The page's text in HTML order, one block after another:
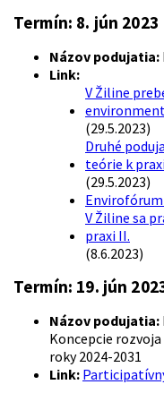
Termín: 8. jún 2023
Názov podujatia:
Link:
V Žiline
(29.5.2023)
Druhé
teórie k
(29.5.2023)
V Žiline sa
praxi II.
(8.6.2023)
Termín: 19. jún
Názov podujatia:
Koncepcie
roky 2024-2031
Link: